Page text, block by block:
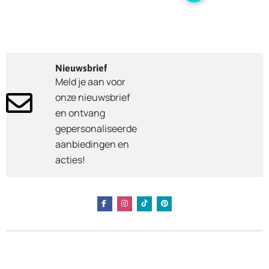
Nieuwsbrief
Meld je aan voor
onze nieuwsbrief
en ontvang
gepersonaliseerde
aanbiedingen en
acties!